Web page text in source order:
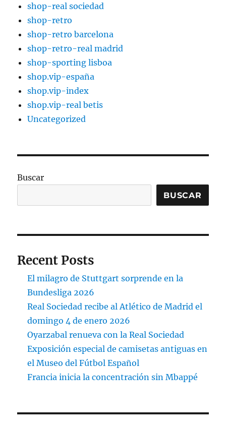
shop-real sociedad
shop-retro
shop-retro barcelona
shop-retro-real madrid
shop-sporting lisboa
shop.vip-españa
shop.vip-index
shop.vip-real betis
Uncategorized
Buscar
BUSCAR
Recent Posts
El milagro de Stuttgart sorprende en la
Bundesliga 2026
Real Sociedad recibe al Atlético de Madrid el
domingo 4 de enero 2026
Oyarzabal renueva con la Real Sociedad
Exposición especial de camisetas antiguas en
el Museo del Fútbol Español
Francia inicia la concentración sin Mbappé